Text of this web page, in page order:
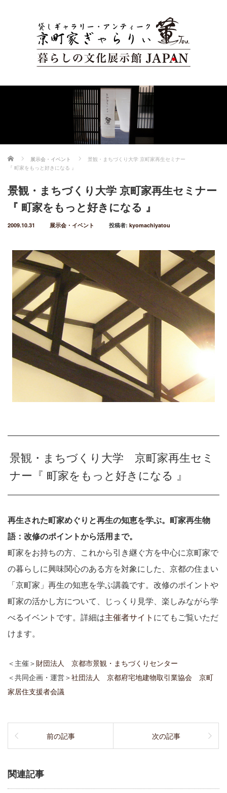
ホーム 展示会・イベント
景観・まちづくり大学 京町家再生セミナー
『 町家をもっと好きになる 』
景観・まちづくり大学 京町家再生セミナー
『 町家をもっと好きになる 』
2009.10.31 展示会・イベント 投稿者: kyomachiyatou
景観・まちづくり大学 京町家再生セミ
ナー『 町家をもっと好きになる 』
再生された町家めぐりと再生の知恵を学ぶ。町家再生物
語：改修のポイントから活用まで。
町家をお持ちの方、これから引き継ぐ方を中心に京町家で
の暮らしに興味関心のある方を対象にした、京都の住まい
「京町家」再生の知恵を学ぶ講義です。改修のポイントや
町家の活かし方について、じっくり見学、楽しみながら学
べるイベントです。詳細は主催者サイト にてもご覧いただ
けます。
＜主催＞ 財団法人 京都市景観・まちづくりセンター
＜共同企画・運営＞社団法人 京都府宅地建物取引業協会
京町
家居住支援者会議
前の記事 次の記事
関連記事